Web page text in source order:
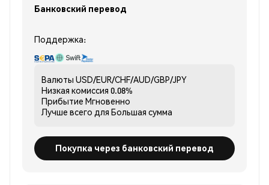
Банковский перевод
Поддержка:
Валюты USD/EUR/CHF/AUD/GBP/JPY
Низкая комиссия 0.08%
Прибытие Мгновенно
Лучше всего для Большая сумма
Покупка через банковский перевод